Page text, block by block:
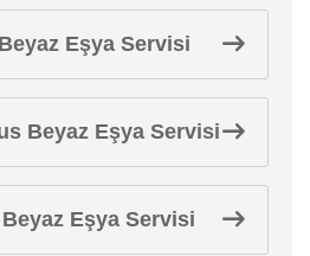
Eşya Servisi
Beyaz Eşya Servisi
Eşya Servisi